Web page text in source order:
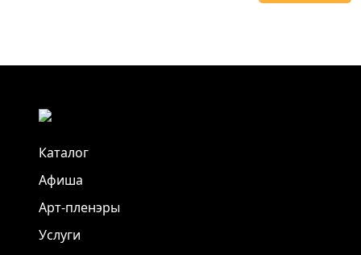
Каталог
Афиша
Арт-пленэры
Услуги